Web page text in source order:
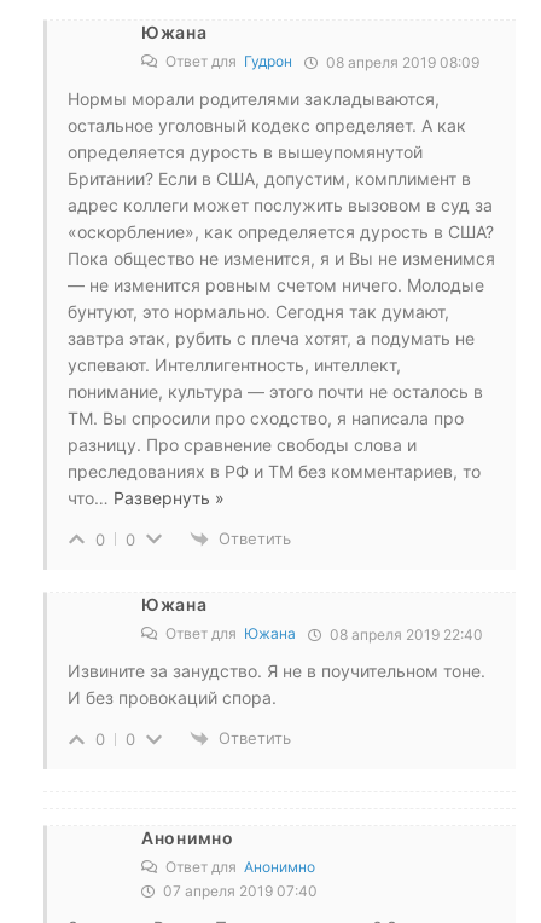
Южана
Ответ для Гудрон 08 апреля 2019 08:09
Нормы морали родителями закладываются,
остальное уголовный кодекс определяет. А как
определяется дурость в вышеупомянутой
Британии? Если в США, допустим, комплимент в
адрес коллеги может послужить вызовом в суд за
«оскорбление», как определяется дурость в США?
Пока общество не изменится, я и Вы не изменимся
— не изменится ровным счетом ничего. Молодые
бунтуют, это нормально. Сегодня так думают,
завтра этак, рубить с плеча хотят, а подумать не
успевают. Интеллигентность, интеллект,
понимание, культура — этого почти не осталось в
ТМ. Вы спросили про сходство, я написала про
разницу. Про сравнение свободы слова и
преследованиях в РФ и ТМ без комментариев, то
что… Развернуть »
0 0 Ответить
Южана
Ответ для Южана 08 апреля 2019 22:40
Извините за занудство. Я не в поучительном тоне.
И без провокаций спора.
0 0 Ответить
Анонимно
Ответ для Анонимно
07 апреля 2019 07:40